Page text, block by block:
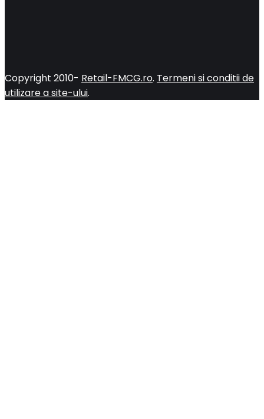
Copyright 2010- Retail-FMCG.ro. Termeni si conditii de
utilizare a site-ului.